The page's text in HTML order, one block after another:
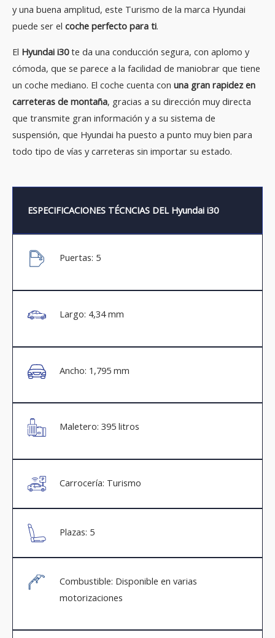
y una buena amplitud, este Turismo de la marca Hyundai
puede ser el coche perfecto para ti.
El Hyundai i30te da una conducción segura, con aplomo y
cómoda, que se parece a la facilidad de maniobrar que tiene
un coche mediano. El coche cuenta con una gran rapidez en
carreteras de montaña, gracias a su dirección muy directa
que transmite gran información y a su sistema de
suspensión, que Hyundai ha puesto a punto muy bien para
todo tipo de vías y carreteras sin importar su estado.
ESPECIFICACIONES TÉCNCIAS DEL Hyundai i30
Puertas: 5
Largo: 4,34 mm
Ancho: 1,795 mm
Maletero: 395 litros
Carrocería: Turismo
Plazas: 5
Combustible: Disponible en varias
motorizaciones